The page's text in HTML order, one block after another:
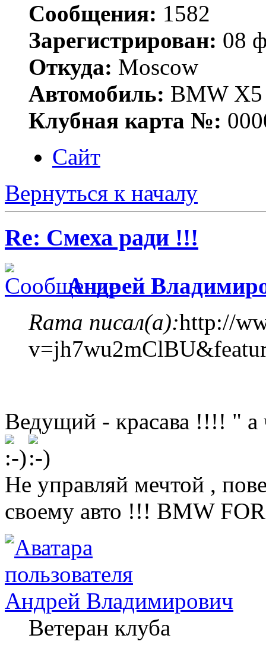
Сообщения: 1582
Зарегистрирован: 08
Откуда: Moscow
Автомобиль: BMW X5
Клубная карта №:
Сайт
Вернуться к началу
Re: Смеха ради !!!
Андрей
Rama писал(а):http://
Ведущий - красава !!!! " а
Не управляй мечтой ,
своему авто !!! BMW
Андрей Владимирович
Ветеран клуба